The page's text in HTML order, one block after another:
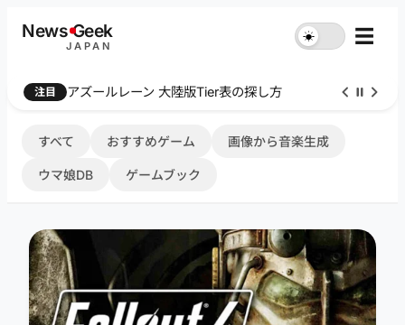
NewsGeek
JAPAN
☀︎ ☰
注目 Farthest Frontier 序盤攻略
すべて おすすめゲーム 画像から音楽生成
ウマ娘DB ゲームブック